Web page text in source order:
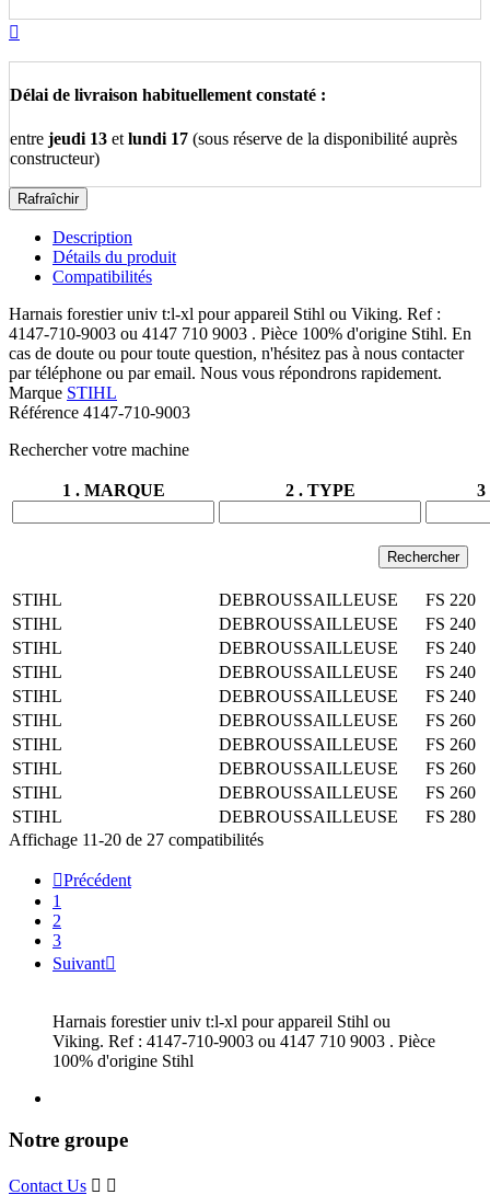

Délai de livraison habituellement constaté :
entre jeudi 13 et lundi 17 (sous réserve de la disponibilité auprès
constructeur)
Description
Détails du produit
Compatibilités
Harnais forestier univ t:l-xl pour appareil Stihl ou Viking. Ref :
4147-710-9003 ou 4147 710 9003 . Pièce 100% d'origine Stihl. En
cas de doute ou pour toute question, n'hésitez pas à nous contacter
par téléphone ou par email. Nous vous répondrons rapidement.
Marque STIHL
Référence 4147-710-9003
Rechercher votre machine
1 .MARQUE 2 .TYPE 3
Rechercher
STIHL DEBROUSSAILLEUSE
FS 220
STIHL
DEBROUSSAILLEUSE
FS 240
STIHL
DEBROUSSAILLEUSE
FS 240
STIHL
DEBROUSSAILLEUSE
FS 240
STIHL
DEBROUSSAILLEUSE
FS 240
STIHL
DEBROUSSAILLEUSE
FS 260
STIHL
DEBROUSSAILLEUSE
FS 260
STIHL
DEBROUSSAILLEUSE
FS 260
STIHL
DEBROUSSAILLEUSE
FS 260
STIHL
DEBROUSSAILLEUSE
FS 280
Affichage 11-20 de 27 compatibilités
Précédent
1
2
3
Suivant
Harnais forestier univ t:l-xl pour appareil Stihl ou
Viking. Ref : 4147-710-9003 ou 4147 710 9003 . Pièce
100% d'origine Stihl
Notre groupe
Contact Us  